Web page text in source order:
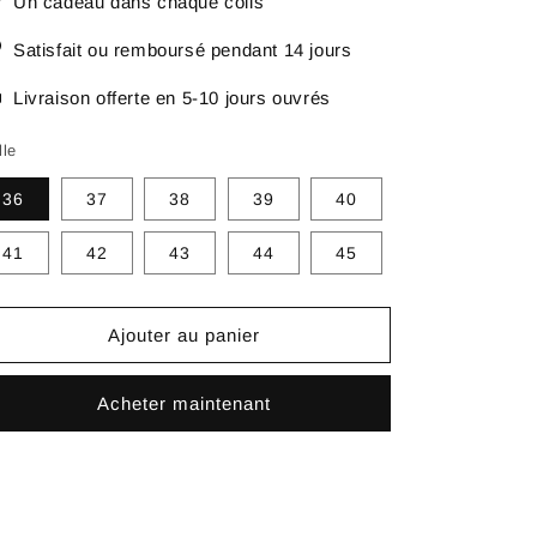
Satisfait ou remboursé pendant 14 jours
Livraison offerte en 5-10 jours ouvrés
36 37 38 39 40
41 42 43 44 45
Ajouter au panier
Acheter maintenant